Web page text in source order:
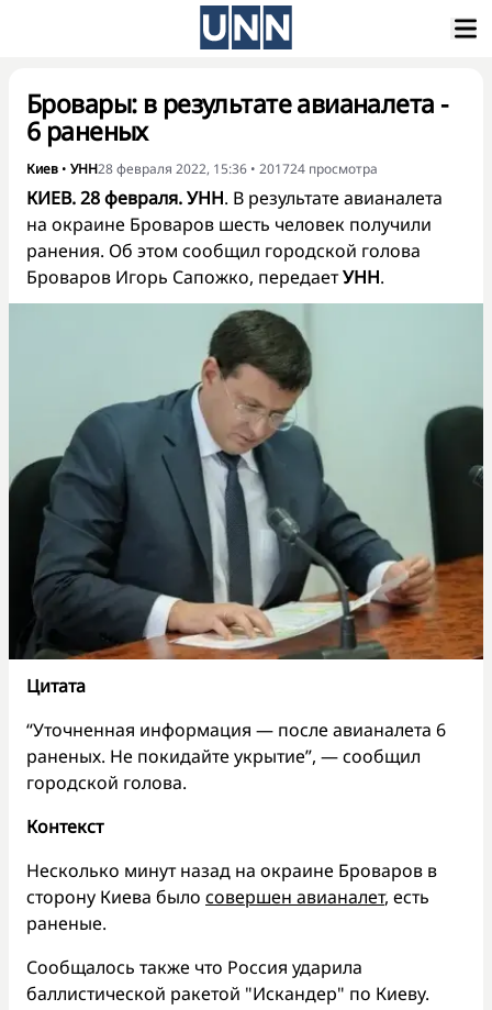
Бровары: в результате авианалета -
6 раненых
Киев • УНН28 февраля 2022, 15:36 • 201724 просмотра
КИЕВ. 28 февраля. УНН. В результате авианалета
на окраине Броваров шесть человек получили
ранения. Об этом сообщил городской голова
Броваров Игорь Сапожко, передаетУНН.
Цитата
“Уточненная информация — после авианалета 6
раненых. Не покидайте укрытие”, — сообщил
городской голова.
Контекст
Несколько минут назад на окраине Броваров в
сторону Киева было совершен авианалет, есть
раненые.
Сообщалось также что Россия ударила
баллистической ракетой "Искандер" по Киеву.